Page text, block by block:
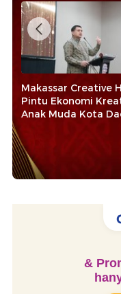
Makassar Creative
Pintu Ekonomi
Anak Muda Kota